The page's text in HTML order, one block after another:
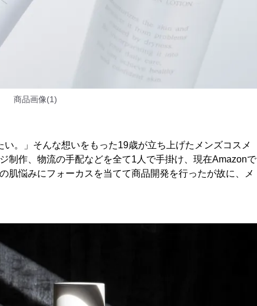
商品画像(1)
い。」そんな想いをもった19歳が立ち上げたメンズコスメ
制作、物流の手配などを全て1人で手掛け、現在Amazonで
肌悩みにフォーカスを当てて商品開発を行ったが故に、メ